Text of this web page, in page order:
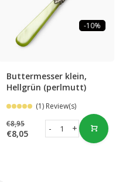
-10%
Buttermesser klein,
Hellgrün (perlmutt)
(1) Review(s)
€8,95
€8,05 +
-